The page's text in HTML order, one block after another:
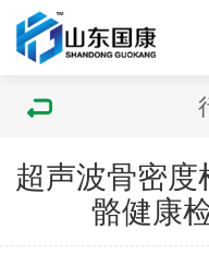
超声波骨密
骼健康